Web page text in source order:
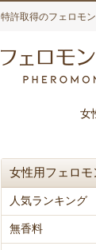
特許取得のフェロモ
女
女性用フェロモ
人気ランキング
無香料